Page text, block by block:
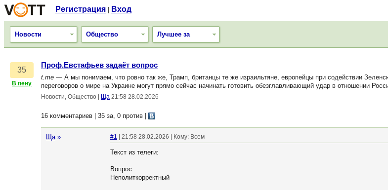
Регистрация Вход
Новости Общество Лучшее за
35
В пену
Проф.Евстафьев задаёт вопрос
t.me — А мы понимаем, что ровно так же, Трамп, британцы те же израильтяне, европейцы при содействии
переговоров о мире на Украине могут прямо сейчас начинать готовить обезглавливающий удар в отношении
Новости, Общество Ща 21:58 28.02.2026
16 комментариев | 35 за, 0 против
Ща » #1 | 21:58 28.02.2026 | Кому: Всем
Текст из телеги:
Вопрос
Неполиткорректный